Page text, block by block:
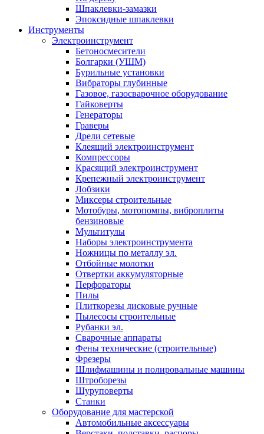
Шпаклевки-замазки
Эпоксидные шпаклевки
Инструменты
Электроинструмент
Бетоносмесители
Болгарки (УШМ)
Бурильные установки
Вибраторы глубинные
Газовое, газосварочное оборудование
Гайковерты
Генераторы
Граверы
Дрели сетевые
Клеящий электроинструмент
Компрессоры
Красящий электроинструмент
Крепежный электроинструмент
Лобзики
Миксеры строительные
Мотобуры, мотопомпы, виброплиты
бензиновые
Мультитулы
Наборы электроинструмента
Ножницы по металлу эл.
Отбойные молотки
Отвертки аккумуляторные
Перфораторы
Пилы
Плиткорезы дисковые ручные
Пылесосы строительные
Рубанки эл.
Сварочные аппараты
Фены технические (строительные)
Фрезеры
Шлифмашины и полировальные машины
Штроборезы
Шуруповерты
Станки
Оборудование для мастерской
Автомобильные аксессуары